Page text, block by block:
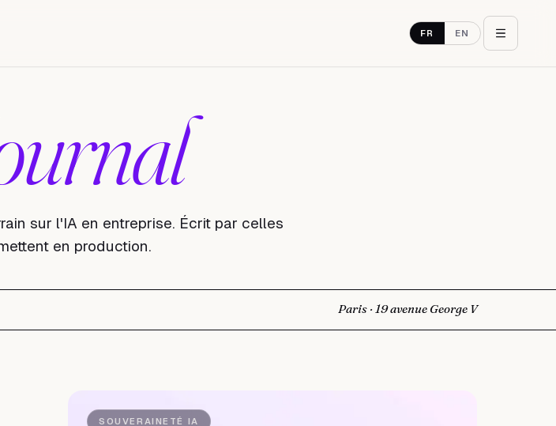
FR EN
urnal
sur l'IA en entreprise. Écrit par celles
en production.
Paris · 19 avenue George V
SOUVERAINETÉ IA